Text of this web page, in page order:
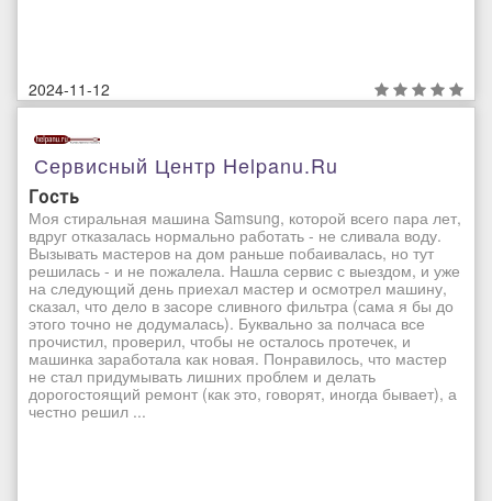
2024-11-12
Сервисный Центр Helpanu.ru
Гость
Моя стиральная машина Samsung, которой всего пара лет,
вдруг отказалась нормально работать - не сливала воду.
Вызывать мастеров на дом раньше побаивалась, но тут
решилась - и не пожалела. Нашла сервис с выездом, и уже
на следующий день приехал мастер и осмотрел машину,
сказал, что дело в засоре сливного фильтра (сама я бы до
этого точно не додумалась). Буквально за полчаса все
прочистил, проверил, чтобы не осталось протечек, и
машинка заработала как новая. Понравилось, что мастер
не стал придумывать лишних проблем и делать
дорогостоящий ремонт (как это, говорят, иногда бывает), а
честно решил ...